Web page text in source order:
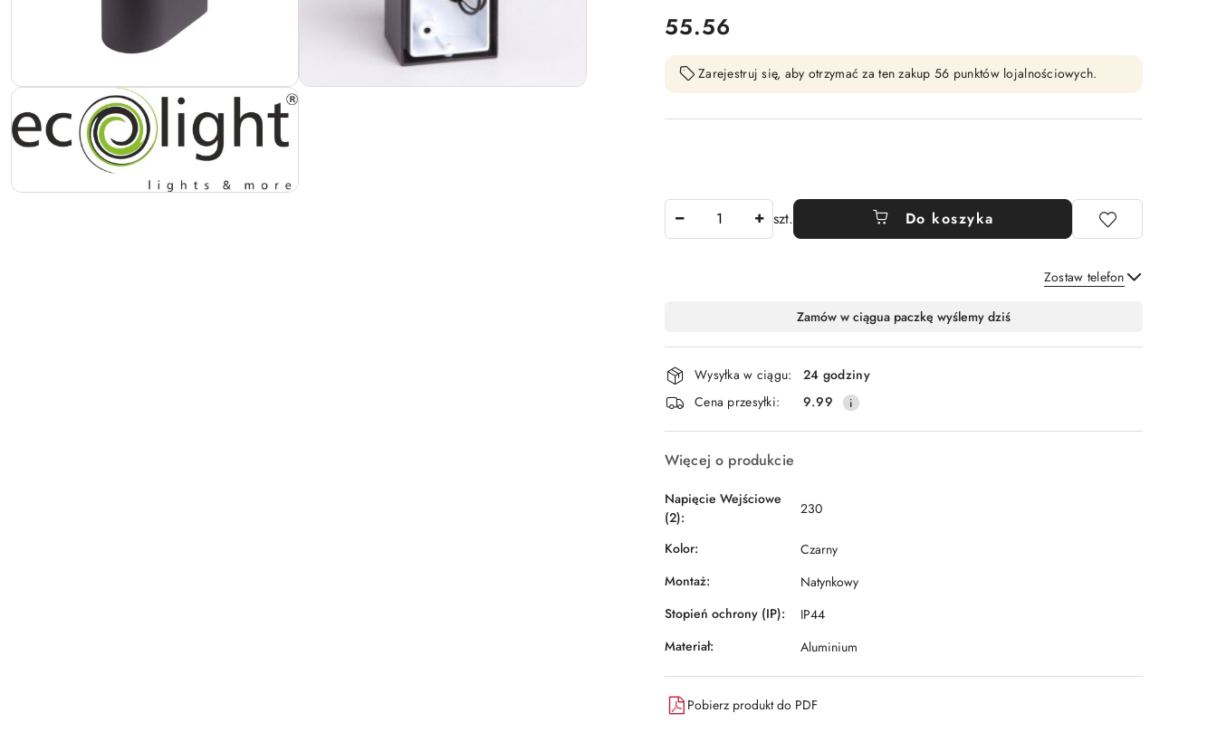
cena:
55.56
Zarejestruj się, aby otrzymać za ten zakup 56 punktów lojalnościowych.
szt. Do koszyka
Zostaw telefon
i
dostawa
Zamów w ciągua paczkę wyślemy dziś
Wysyłka w ciągu:
24 godziny
Cena przesyłki:
9.99
Więcej o produkcie
Napięcie Wejściowe
(2):
230
Kolor:
Czarny
Montaż:
Natynkowy
Stopień ochrony (IP):
IP44
Materiał:
Aluminium
Pobierz produkt do PDF